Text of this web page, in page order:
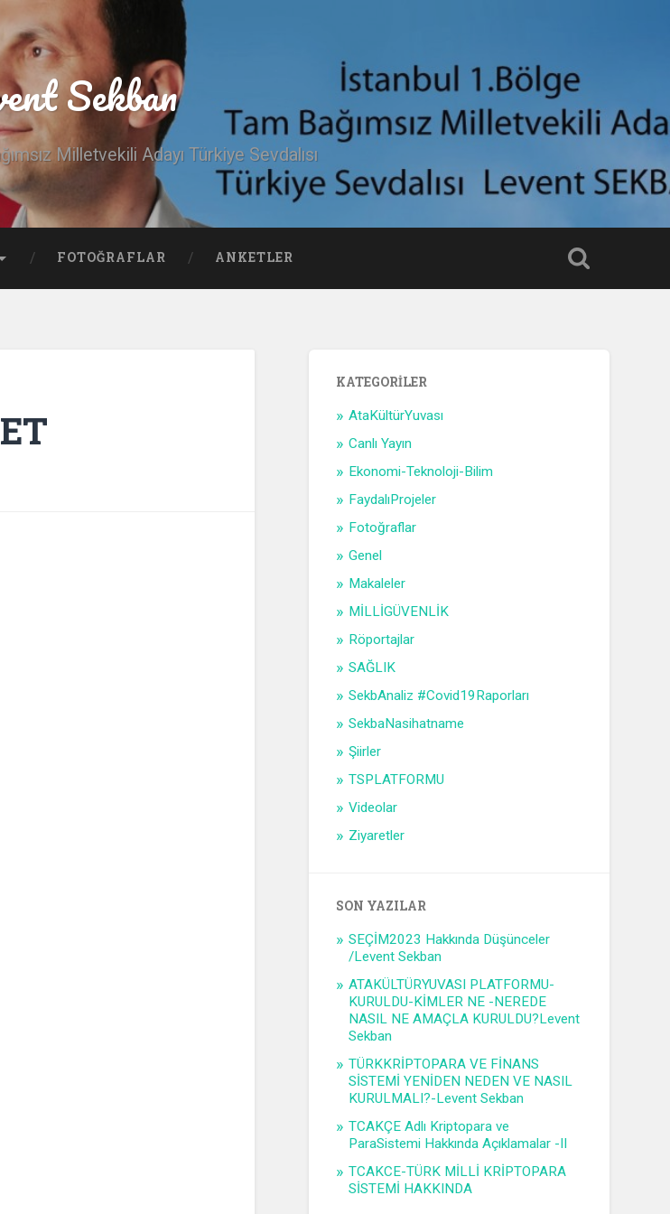
Sekban
Milletvekili Adayı Türkiye Sevdalısı
FOTOĞRAFLAR ANKETLER
KATEGORILER
AtaKültürYuvası
Canlı Yayın
Ekonomi-Teknoloji-Bilim
FaydalıProjeler
Fotoğraflar
Genel
Makaleler
MİLLİGÜVENLİK
Röportajlar
SAĞLIK
SekbAnaliz #Covid19Raporları
SekbaNasihatname
Şiirler
TSPLATFORMU
Videolar
Ziyaretler
SON YAZILAR
SEÇİM2023 Hakkında Düşünceler
/Levent Sekban
ATAKÜLTÜRYUVASI PLATFORMU-
KURULDU-KİMLER NE -NEREDE
NASIL NE AMAÇLA KURULDU?Levent
Sekban
TÜRKKRİPTOPARA VE FİNANS
SİSTEMİ YENİDEN NEDEN VE NASIL
KURULMALI?-Levent Sekban
TCAKÇE Adlı Kriptopara ve
ParaSistemi Hakkında Açıklamalar -II
TCAKCE-TÜRK MİLLİ KRİPTOPARA
SİSTEMİ HAKKINDA